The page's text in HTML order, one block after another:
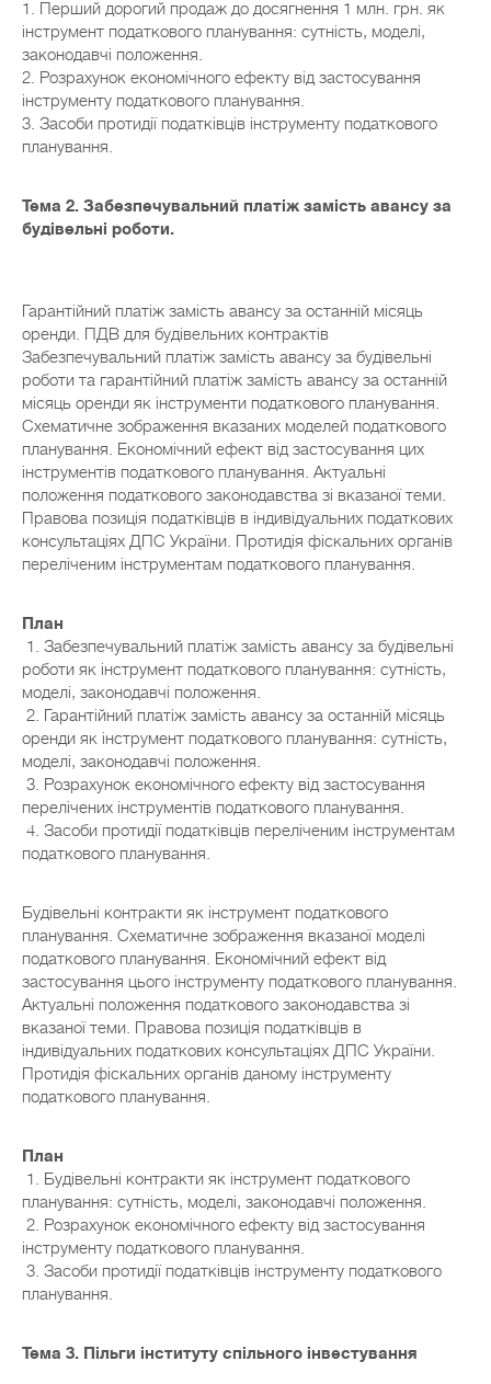
1. Перший дорогий продаж до досягнення 1 млн. грн. як
інструмент податкового планування: сутність, моделі,
законодавчі положення.
2. Розрахунок економічного ефекту від застосування
інструменту податкового планування.
3. Засоби протидії податківців інструменту податкового
планування.
Тема 2. Забезпечувальний платіж замість авансу за
будівельні роботи.
Гарантійний платіж замість авансу за останній місяць
оренди. ПДВ для будівельних контрактів
Забезпечувальний платіж замість авансу за будівельні
роботи та гарантійний платіж замість авансу за останній
місяць оренди як інструменти податкового планування.
Схематичне зображення вказаних моделей податкового
планування. Економічний ефект від застосування цих
інструментів податкового планування. Актуальні
положення податкового законодавства зі вказаної теми.
Правова позиція податківців в індивідуальних податкових
консультаціях ДПС України. Протидія фіскальних органів
переліченим інструментам податкового планування.
План
1. Забезпечувальний платіж замість авансу за будівельні
роботи як інструмент податкового планування: сутність,
моделі, законодавчі положення.
2. Гарантійний платіж замість авансу за останній місяць
оренди як інструмент податкового планування: сутність,
моделі, законодавчі положення.
3. Розрахунок економічного ефекту від застосування
перелічених інструментів податкового планування.
4. Засоби протидії податківців переліченим інструментам
податкового планування.
Будівельні контракти як інструмент податкового
планування. Схематичне зображення вказаної моделі
податкового планування. Економічний ефект від
застосування цього інструменту податкового планування.
Актуальні положення податкового законодавства зі
вказаної теми. Правова позиція податківців в
індивідуальних податкових консультаціях ДПС України.
Протидія фіскальних органів даному інструменту
податкового планування.
План
1. Будівельні контракти як інструмент податкового
планування: сутність, моделі, законодавчі положення.
2. Розрахунок економічного ефекту від застосування
інструменту податкового планування.
3. Засоби протидії податківців інструменту податкового
планування.
Тема 3. Пільги інституту спільного інвестування